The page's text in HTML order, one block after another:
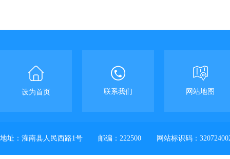
设为首页 联系我们 网站地图
地址：灌南县人民西路1号 邮编：222500 网站标识码：